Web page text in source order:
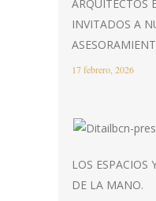
ARQUITECTOS
INVITADOS A
17 febrero, 2026
LOS ESPACIOS
DE LA MANO.